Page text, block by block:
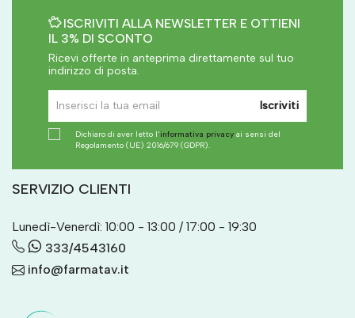
ISCRIVITI ALLA NEWSLETTER E OTTIENI
IL 3% DI SCONTO
Ricevi offerte in anteprima direttamente sul tuo
indirizzo di posta.
Iscriviti
Dichiaro di aver letto l'informativa privacy ai sensi del
Regolamento (UE) 2016/679 (GDPR).
SERVIZIO CLIENTI
Lunedì-Venerdì: 10:00 - 13:00 / 17:00 - 19:30
333/4543160
info@farmatav.it